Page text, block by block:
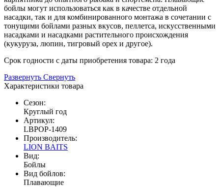
бойлы могут использоваться как в качестве отдельной
насадки, так и для комбинированного монтажа в сочетании с
тонущими бойлами разных вкусов, пеллетса, искусственными
насадками и насадками растительного происхождения
(кукуруза, люпин, тигровый орех и другое).
Срок годности с даты приобретения товара: 2 года
Развернуть Свернуть
Характеристики товара
Сезон:
Круглый год
Артикул:
LBPOP-1409
Производитель:
LION BAITS
Вид:
Бойлы
Вид бойлов:
Плавающие